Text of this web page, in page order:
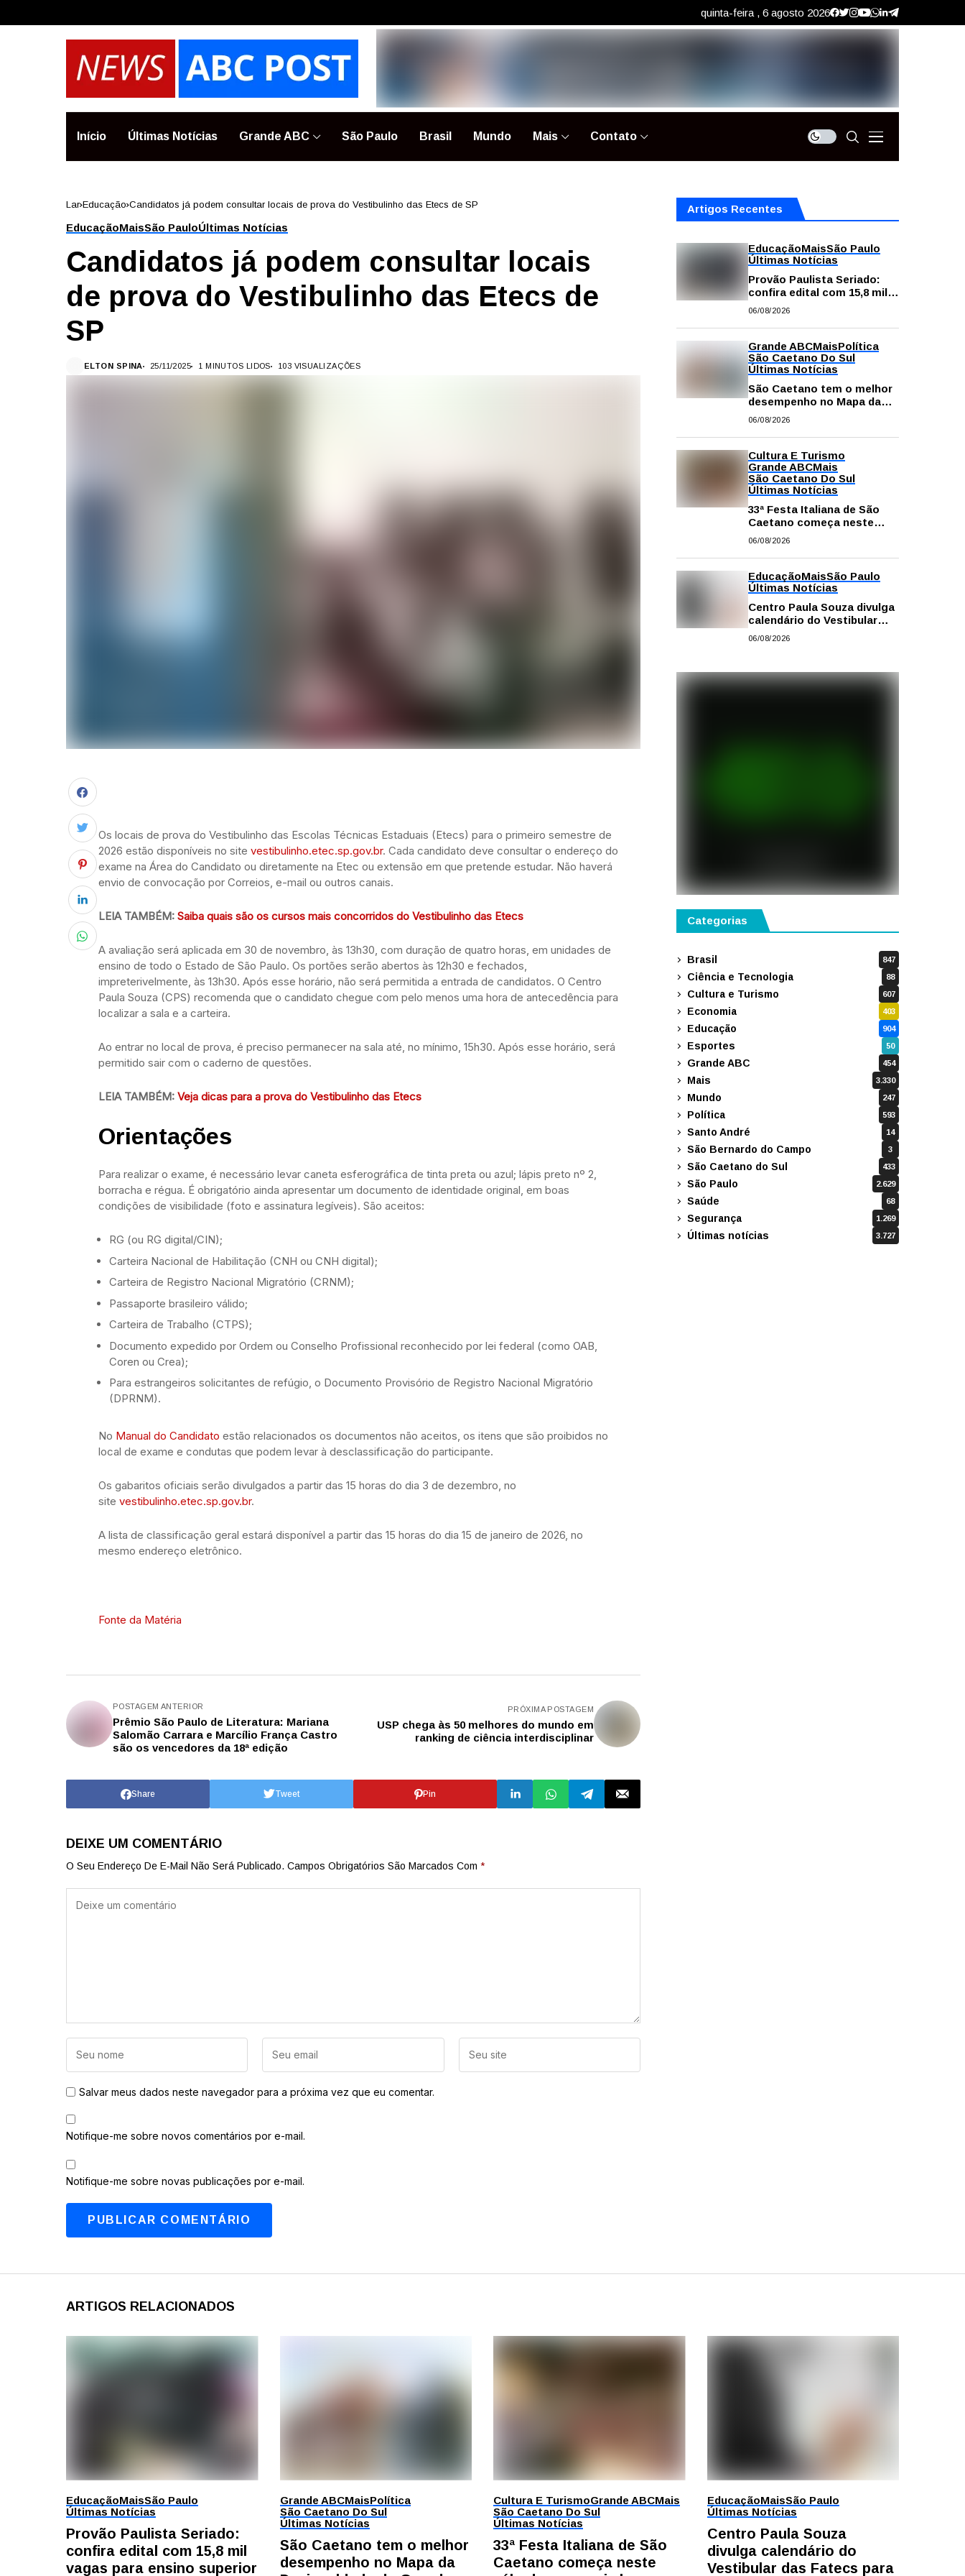
quinta-feira , 6 agosto 2026
Início Últimas Notícias Grande ABC São Paulo Brasil Mundo Mais Contato
Lar Educação Candidatos já podem consultar locais de prova do Vestibulinho das Etecs de SP
EducaçãoMaisSão PauloÚltimas Notícias
Candidatos já podem consultar locais
de prova do Vestibulinho das Etecs de
SP
ELTON SPINA 25/11/2025 1 MINUTOS LIDOS 103 VISUALIZAÇÕES
Os locais de prova do Vestibulinho das Escolas Técnicas Estaduais (Etecs) para o primeiro semestre de
2026 estão disponíveis no site vestibulinho.etec.sp.gov.br. Cada candidato deve consultar o endereço do
exame na Área do Candidato ou diretamente na Etec ou extensão em que pretende estudar. Não haverá
envio de convocação por Correios, e-mail ou outros canais.
LEIA TAMBÉM: Saiba quais são os cursos mais concorridos do Vestibulinho das Etecs
A avaliação será aplicada em 30 de novembro, às 13h30, com duração de quatro horas, em unidades de
ensino de todo o Estado de São Paulo. Os portões serão abertos às 12h30 e fechados,
impreterivelmente, às 13h30. Após esse horário, não será permitida a entrada de candidatos. O Centro
Paula Souza (CPS) recomenda que o candidato chegue com pelo menos uma hora de antecedência para
localizar a sala e a carteira.
Ao entrar no local de prova, é preciso permanecer na sala até, no mínimo, 15h30. Após esse horário, será
permitido sair com o caderno de questões.
LEIA TAMBÉM: Veja dicas para a prova do Vestibulinho das Etecs
Orientações
Para realizar o exame, é necessário levar caneta esferográfica de tinta preta ou azul; lápis preto nº 2,
borracha e régua. É obrigatório ainda apresentar um documento de identidade original, em boas
condições de visibilidade (foto e assinatura legíveis). São aceitos:
RG (ou RG digital/CIN);
Carteira Nacional de Habilitação (CNH ou CNH digital);
Carteira de Registro Nacional Migratório (CRNM);
Passaporte brasileiro válido;
Carteira de Trabalho (CTPS);
Documento expedido por Ordem ou Conselho Profissional reconhecido por lei federal (como OAB,
Coren ou Crea);
Para estrangeiros solicitantes de refúgio, o Documento Provisório de Registro Nacional Migratório
(DPRNM).
No Manual do Candidato estão relacionados os documentos não aceitos, os itens que são proibidos no
local de exame e condutas que podem levar à desclassificação do participante.
Os gabaritos oficiais serão divulgados a partir das 15 horas do dia 3 de dezembro, no
site vestibulinho.etec.sp.gov.br.
A lista de classificação geral estará disponível a partir das 15 horas do dia 15 de janeiro de 2026, no
mesmo endereço eletrônico.
Fonte da Matéria
POSTAGEM ANTERIOR
Prêmio São Paulo de Literatura: Mariana
Salomão Carrara e Marcílio França Castro
são os vencedores da 18ª edição
PRÓXIMA POSTAGEM
USP chega às 50 melhores do mundo em
ranking de ciência interdisciplinar
Share Tweet Pin
DEIXE UM COMENTÁRIO
O Seu Endereço De E-Mail Não Será Publicado. Campos Obrigatórios São Marcados Com *
Salvar meus dados neste navegador para a próxima vez que eu comentar.
Notifique-me sobre novos comentários por e-mail.
Notifique-me sobre novas publicações por e-mail.
Artigos Recentes
EducaçãoMaisSão Paulo
Últimas Notícias
Provão Paulista Seriado:
confira edital com 15,8 mil
vagas para ensino superior
06/08/2026
Grande ABCMaisPolítica
São Caetano Do Sul
Últimas Notícias
São Caetano tem o melhor
desempenho no Mapa da
Desigualdade da Grande SP
06/08/2026
Cultura E Turismo
Grande ABCMais
São Caetano Do Sul
Últimas Notícias
33ª Festa Italiana de São
Caetano começa neste
sábado com mais barracas
e atrações
06/08/2026
EducaçãoMaisSão Paulo
Últimas Notícias
Centro Paula Souza divulga
calendário do Vestibular
das Fatecs para o primeiro
06/08/2026
Categorias
Brasil 847
Ciência e Tecnologia 88
Cultura e Turismo 607
Economia 403
Educação 904
Esportes 50
Grande ABC 454
Mais 3.330
Mundo 247
Política 593
Santo André 14
São Bernardo do Campo 3
São Caetano do Sul 433
São Paulo 2.629
Saúde 68
Segurança 1.269
Últimas notícias 3.727
ARTIGOS RELACIONADOS
EducaçãoMaisSão Paulo
Últimas Notícias
Provão Paulista Seriado:
confira edital com 15,8 mil
vagas para ensino superior
Grande ABCMaisPolítica
São Caetano Do Sul
Últimas Notícias
São Caetano tem o melhor
desempenho no Mapa da
Cultura E TurismoGrande ABCMais
São Caetano Do Sul
Últimas Notícias
33ª Festa Italiana de São
Caetano começa neste
EducaçãoMaisSão Paulo
Últimas Notícias
Centro Paula Souza
divulga calendário do
Vestibular das Fatecs para